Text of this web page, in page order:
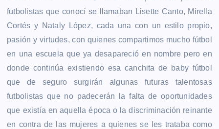
futbolistas que conocí se llamaban Lisette Canto, Mirella
Cortés y Nataly López, cada una con un estilo propio,
pasión y virtudes, con quienes compartimos mucho fútbol
en una escuela que ya desapareció en nombre pero en
donde continúa existiendo esa canchita de baby fútbol
que de seguro surgirán algunas futuras talentosas
futbolistas que no padecerán la falta de oportunidades
que existía en aquella época o la discriminación reinante
en contra de las mujeres a quienes se les trataba como